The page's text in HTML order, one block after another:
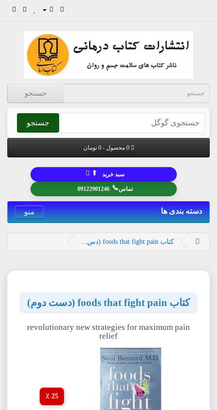
جستجو
جستجو
0 محصول - 0 تومان
تماس📞
09122901246
سبد خرید ⬆
دسته بندی ها منو
کتاب foods that fight pain (دس...
کتاب foods that fight pain (دست دوم)
revolutionary new strategies for maximum pain
relief
25 ٪